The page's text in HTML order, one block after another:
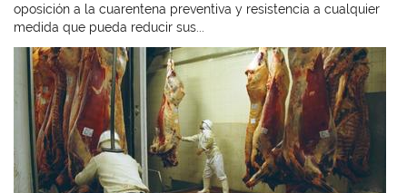
oposición a la cuarentena preventiva y resistencia a cualquier
medida que pueda reducir sus...
Imagen